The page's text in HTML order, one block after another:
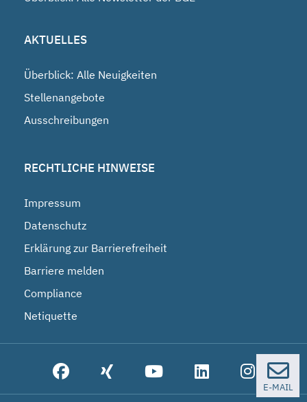
AKTUELLES
Überblick: Alle Neuigkeiten
Stellenangebote
Ausschreibungen
RECHTLICHE HINWEISE
Impressum
Datenschutz
Erklärung zur Barrierefreiheit
Barriere melden
Compliance
Netiquette
E-MAIL